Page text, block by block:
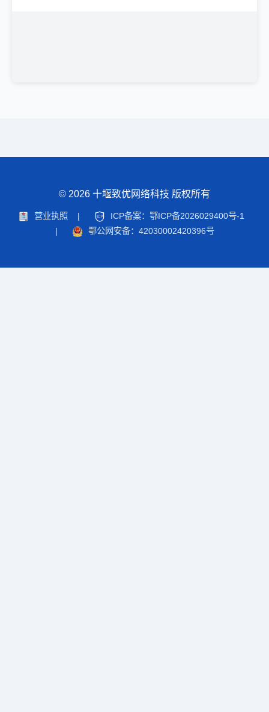
© 2026 十堰致优网络科技 版权所有
营业执照 |
ICP备案：鄂ICP备2026029400号-1
|
鄂公网安备：42030002420396号